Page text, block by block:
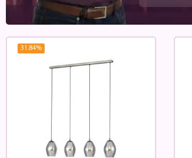
31.84%